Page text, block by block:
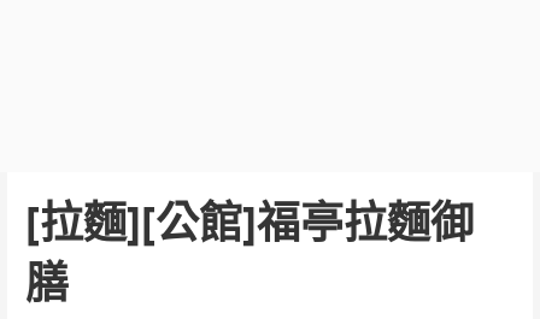
[拉麵][公館]福亭拉麵御
膳